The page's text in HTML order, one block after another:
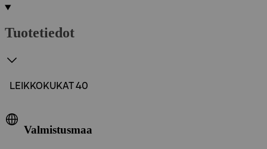
Tuotetiedot
LEIKKOKUKAT 40
Valmistusmaa